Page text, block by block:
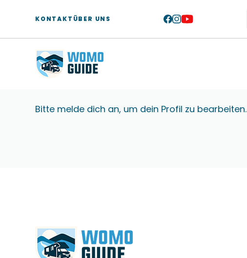
KONTAKT ÜBER UNS
Bitte melde dich an, um dein Profil zu bearbeiten.